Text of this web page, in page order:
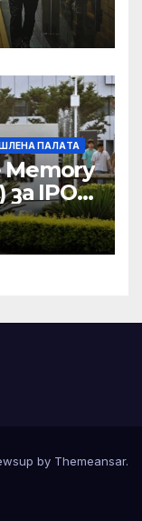
ПАЛAТА
Memory
за IPO
by Themeansar.